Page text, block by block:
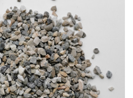
la quantité nécessaire
votre projet en utilisant
calculateur
produit, ainsi que la forme et
votre chantier. Nous nous
du reste !